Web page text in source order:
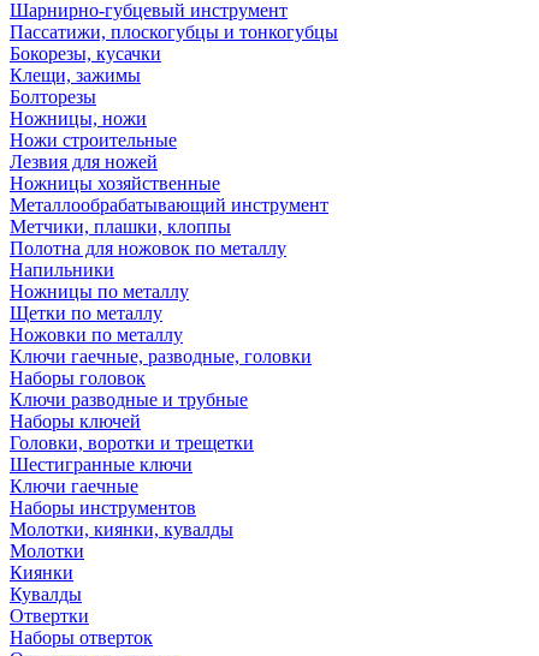
Шарнирно-губцевый инструмент
Пассатижи, плоскогубцы и тонкогубцы
Бокорезы, кусачки
Клещи, зажимы
Болторезы
Ножницы, ножи
Ножи строительные
Лезвия для ножей
Ножницы хозяйственные
Металлообрабатывающий инструмент
Метчики, плашки, клоппы
Полотна для ножовок по металлу
Напильники
Ножницы по металлу
Щетки по металлу
Ножовки по металлу
Ключи гаечные, разводные, головки
Наборы головок
Ключи разводные и трубные
Наборы ключей
Головки, воротки и трещетки
Шестигранные ключи
Ключи гаечные
Наборы инструментов
Молотки, киянки, кувалды
Молотки
Киянки
Кувалды
Отвертки
Наборы отверток